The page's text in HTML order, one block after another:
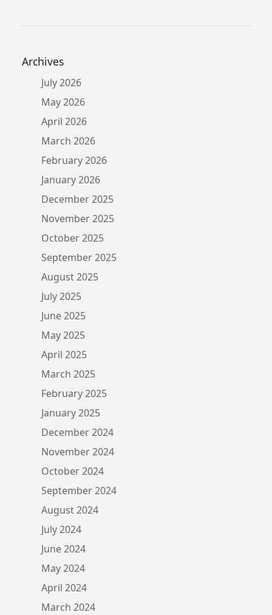
Archives
July 2026
May 2026
April 2026
March 2026
February 2026
January 2026
December 2025
November 2025
October 2025
September 2025
August 2025
July 2025
June 2025
May 2025
April 2025
March 2025
February 2025
January 2025
December 2024
November 2024
October 2024
September 2024
August 2024
July 2024
June 2024
May 2024
April 2024
March 2024